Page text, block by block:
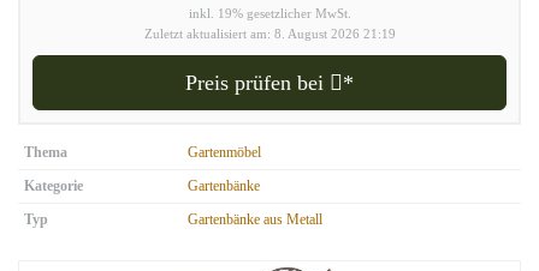
inkl. 19% gesetzlicher MwSt.
Zuletzt aktualisiert am: 8. August 2026 21:19
Preis prüfen bei *
Thema
Gartenmöbel
Kategorie
Gartenbänke
Typ
Gartenbänke aus Metall